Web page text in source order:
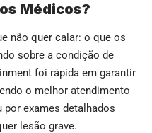
Médicos?
não quer calar: o que os
sobre a condição de
foi rápida em garantir
o melhor atendimento
por exames detalhados
lesão grave.